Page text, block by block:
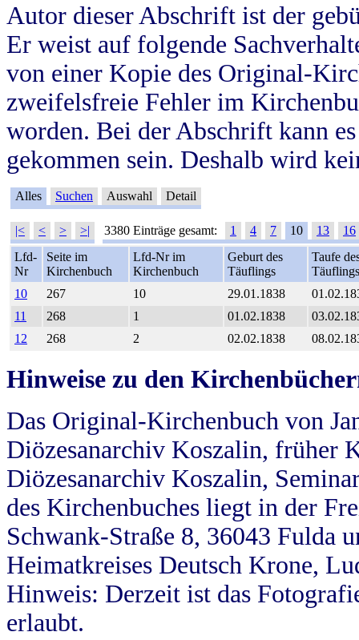
Autor dieser Abschrift ist der
Er weist auf folgende
von einer Kopie des Original-
zweifelsfreie Fehler im
worden. Bei der Abschrift kann
gekommen sein. Deshalb wird
Alles Suchen Auswahl Detail
|< < > >| 3380 Einträge gesamt: 1 4 7 10 13
16
Lfd-
Nr
Seite im
Kirchenbuch
Lfd-Nr im
Kirchenbuch
Geburt des
Täuflings
Taufe
Täuflings
10
267 10 29.01.1838
11
268 1 01.02.1838
12
268 2 02.02.1838
Hinweise zu den
Das Original-Kirchenbuch von
Diözesanarchiv Koszalin, früher
Diözesanarchiv Koszalin,
des Kirchenbuches liegt in der
Schwank-Straße 8, 36043 Fulda
Heimatkreises Deutsch Krone,
Hinweis: Derzeit ist das
erlaubt.